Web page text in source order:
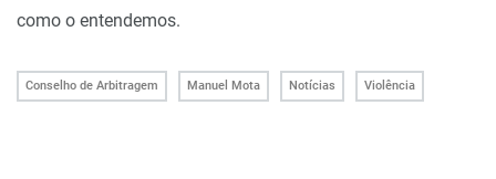
como o entendemos.
Conselho de Arbitragem Manuel Mota Notícias Violência